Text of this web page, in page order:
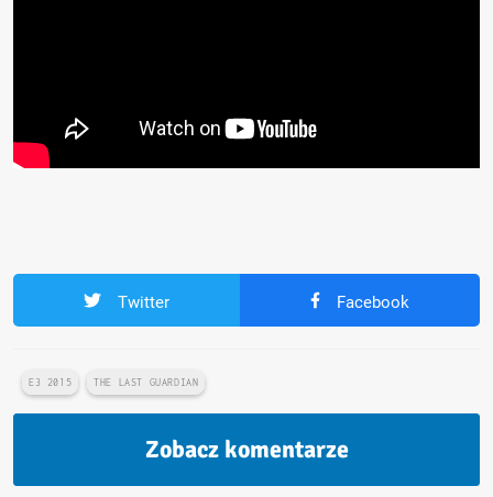
Twitter Facebook
E3 2015 THE LAST GUARDIAN
Zobacz komentarze